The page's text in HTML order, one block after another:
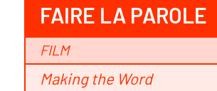
FAIRE LA PAROLE
FILM
Making the Word